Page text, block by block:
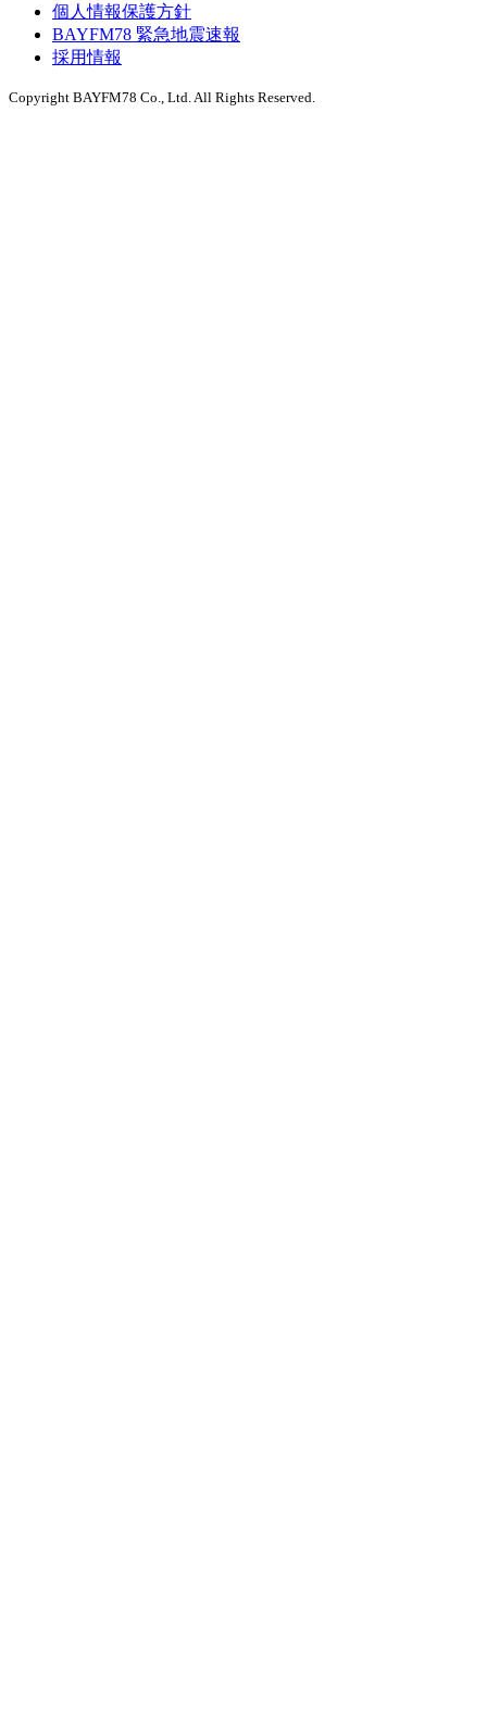
個人情報保護方針
BAYFM78 緊急地震速報
採用情報
Copyright BAYFM78 Co., Ltd. All Rights Reserved.